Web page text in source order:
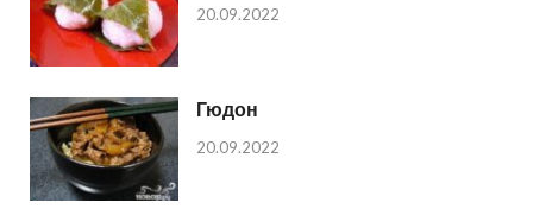
20.09.2022
Гюдон
20.09.2022